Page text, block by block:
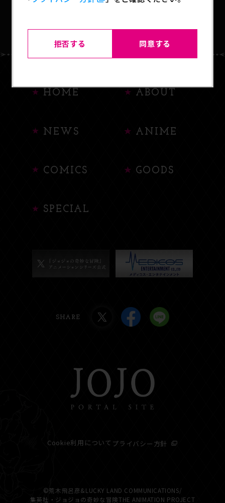
HOME ABOUT
NEWS ANIME
COMICS GOODS
SPECIAL
SHARE
Cookie利用について プライバシー方針
©荒木飛呂彦&LUCKY LAND COMMUNICATIONS/
集英社・ジョジョの奇妙な冒険THE ANIMATION PROJECT
拒否する 同意する